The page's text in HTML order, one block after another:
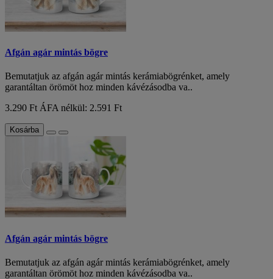
Afgán agár mintás bögre
Bemutatjuk az afgán agár mintás kerámiabögrénket, amely
garantáltan örömöt hoz minden kávézásodba va..
3.290 Ft ÁFA nélkül: 2.591 Ft
Kosárba
Afgán agár mintás bögre
Bemutatjuk az afgán agár mintás kerámiabögrénket, amely
garantáltan örömöt hoz minden kávézásodba va..